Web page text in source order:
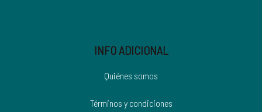
INFO ADICIONAL
Quiénes somos
Términos y condiciones